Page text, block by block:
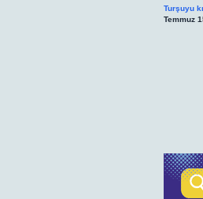
Turşuyu
Temmuz